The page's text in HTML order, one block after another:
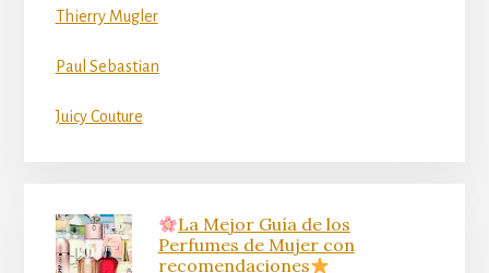
Thierry Mugler
Paul Sebastian
Juicy Couture
La Mejor Guía de los
Perfumes de Mujer con
recomendaciones